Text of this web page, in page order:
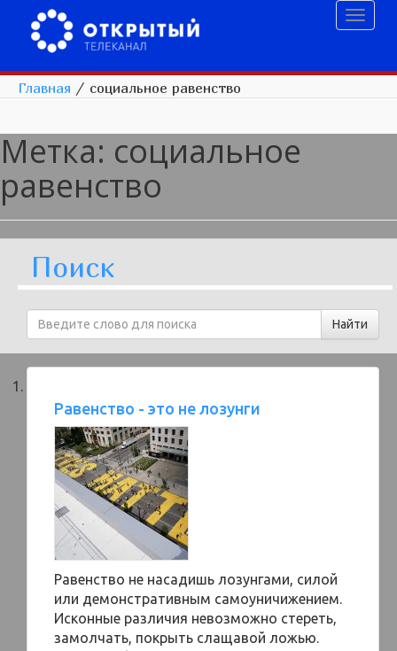
Главная / социальное равенство
Метка: социальное
равенство
Поиск
Равенство - это не лозунги
Равенство не насадишь лозунгами, силой
или демонстративным самоуничижением.
Исконные различия невозможно стереть,
замолчать, покрыть слащавой ложью.